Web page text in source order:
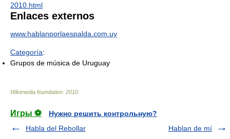
2010.html
Enlaces externos
www.hablanporlaespalda.com.uy
Categoría:
Grupos de música de Uruguay
Wikimedia foundation 2010
Игры ⚽
Нужно решить контрольную?
Habla del Rebollar
Hablan de mí